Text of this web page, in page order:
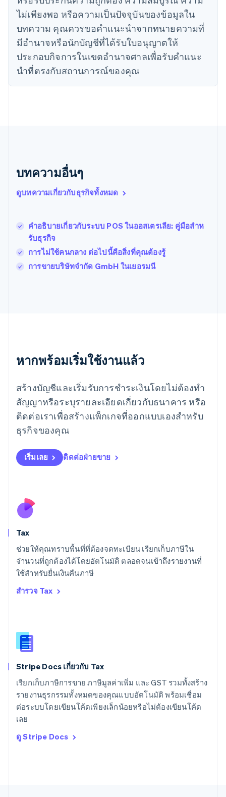
ไม่เพียงพอ หรือความเป็นปัจจุบันของข้อมูลใน
บทความ คุณควรขอคําแนะนําจากทนายความที่
มีอํานาจหรือนักบัญชีที่ได้รับใบอนุญาตให้
ประกอบกิจการในเขตอํานาจศาลเพื่อรับคําแนะ
นําที่ตรงกับสถานการณ์ของคุณ
บทความอื่นๆ
ดูบทความเกี่ยวกับธุรกิจทั้งหมด
คำอธิบายเกี่ยวกับระบบ POS ในออสเตรเลีย: คู่มือสําห
รับธุรกิจ
การไม่ใช้คนกลาง ต่อไปนี้คือสิ่งที่คุณต้องรู้
การขายบริษัทจำกัด GmbH ในเยอรมนี
หากพร้อมเริ่มใช้งานแล้ว
สร้างบัญชีและเริ่มรับการชำระเงินโดยไม่ต้องทำ
สัญญาหรือระบุรายละเอียดเกี่ยวกับธนาคาร หรือ
ติดต่อเราเพื่อสร้างแพ็กเกจที่ออกแบบเองสำหรับ
ธุรกิจของคุณ
เริ่มเลย ติดต่อฝ่ายขาย
Tax
ช่วยให้คุณทราบพื้นที่ที่ต้องจดทะเบียน เรียกเก็บภาษีใน
จำนวนที่ถูกต้องได้โดยอัตโนมัติ ตลอดจนเข้าถึงรายงานที่
ใช้สำหรับยื่นเงินคืนภาษี
สำรวจ Tax
Stripe Docs เกี่ยวกับ Tax
เรียกเก็บภาษีการขาย ภาษีมูลค่าเพิ่ม และ GST รวมทั้งสร้าง
รายงานธุรกรรมทั้งหมดของคุณแบบอัตโนมัติ พร้อมเชื่อม
ต่อระบบโดยเขียนโค้ดเพียงเล็กน้อยหรือไม่ต้องเขียนโค้ด
เลย
ดู Stripe Docs
English
ญี่ปุ่น
เดนมาร์ก
English
ไทย
ไทยEnglish
นอร์เวย์
เบลเยียม
Nederlands FrançaisDeutsch
โปรตุเกส
English
ฝรั่งเศส
FrançaisEnglish
EnglishSvenska
เยอรมนี
โรมาเนีย
English
ลักเซมเบิร์ก
FrançaisDeutschEnglish
ลัตเวีย
English
Deutsch English
ลิทัวเนีย
สโลวาเกีย
English
สวิตเซอร์แลนด์
Deutsch FrançaisItaliano English
สวีเดน
SvenskaEnglish
สหรัฐอเมริกา
EnglishEspañol
English
สาธารณรัฐเช็ก
สิงคโปร์
English简体中文
ออสเตรเลีย
English
ออสเตรีย
ItalianoEnglish